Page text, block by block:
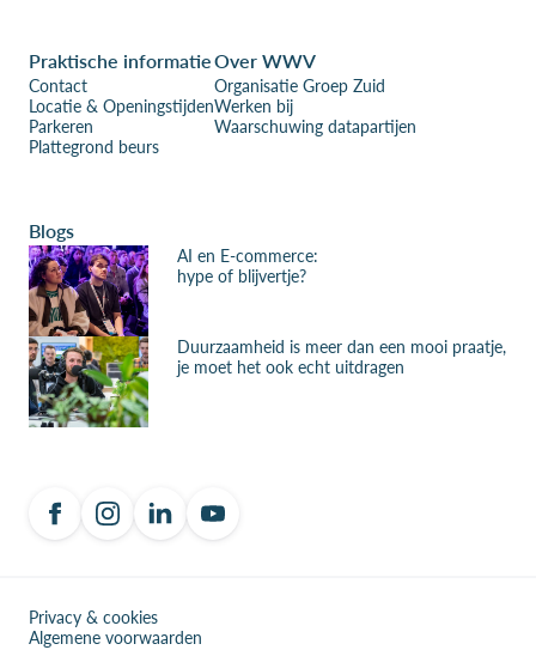
Praktische informatie
Contact
Locatie & Openingstijden
Parkeren
Plattegrond beurs
Over WWV
Organisatie Groep Zuid
Werken bij
Waarschuwing datapartijen
Blogs
AI en E-commerce:
hype of blijvertje?
Duurzaamheid is meer dan een mooi praatje,
je moet het ook echt uitdragen
Privacy & cookies
Algemene voorwaarden